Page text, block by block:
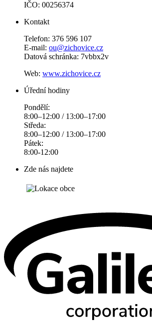
IČO: 00256374
Kontakt
Telefon: 376 596 107
E-mail: ou@zichovice.cz
Datová schránka: 7vbbx2v
Web: www.zichovice.cz
Úřední hodiny
Pondělí:
8:00–12:00 / 13:00–17:00
Středa:
8:00–12:00 / 13:00–17:00
Pátek:
8:00-12:00
Zde nás najdete